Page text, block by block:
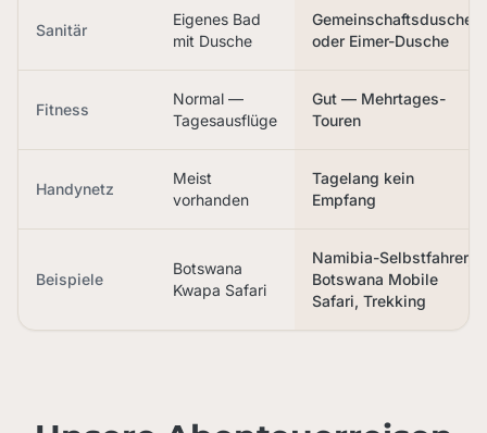
Sanitär
Eigenes Bad
mit Dusche
Gemeinschaftsdusche
oder Eimer-Dusche
Fitness
Normal —
Tagesausflüge
Gut — Mehrtages-
Touren
Handynetz
Meist
vorhanden
Tagelang kein
Empfang
Beispiele
Botswana
Kwapa Safari
Namibia-Selbstfahrer,
Botswana Mobile
Safari, Trekking